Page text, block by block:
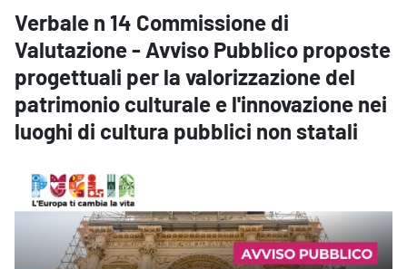
Verbale n 14 Commissione di
Valutazione - Avviso Pubblico proposte
progettuali per la valorizzazione del
patrimonio culturale e l'innovazione nei
luoghi di cultura pubblici non statali